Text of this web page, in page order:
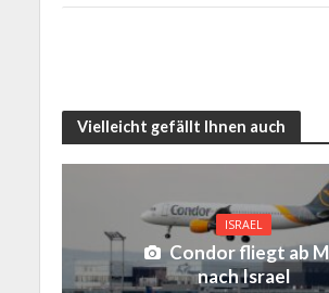
Vielleicht gefällt Ihnen auch
ISRAEL
Condor fliegt ab
nach Israel